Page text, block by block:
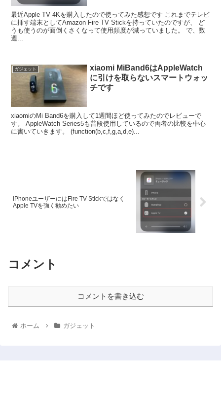
最近Apple TV 4Kを購入したので使ってみた感想です これまでテレビ
に挿す端末としてAmazon Fire TV Stickを持っていたのですが、 ど
うも使うのが面倒くさくなって使用頻度が減っていました。 で、数
週...
ガジェット
xiaomi MiBand6はAppleWatch
に引けを取らないスマートウォッ
チです
xiaomiのMi Band6を購入して1週間ほど使ってみたのでレビューで
す。 AppleWatch Series5も普段使用しているので両者の比較を中心
に書いていきます。 (function(b,c,f,g,a,d,e)...
iPhoneユーザーにはFire TV Stickではなく
Apple TVを強く勧めたい
コメント
コメントを書き込む
ホーム ガジェット